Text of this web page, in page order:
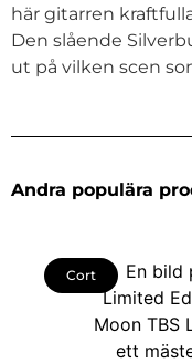
här gitarren
Den slående
ut på vilken scen
Andra populära
Cort